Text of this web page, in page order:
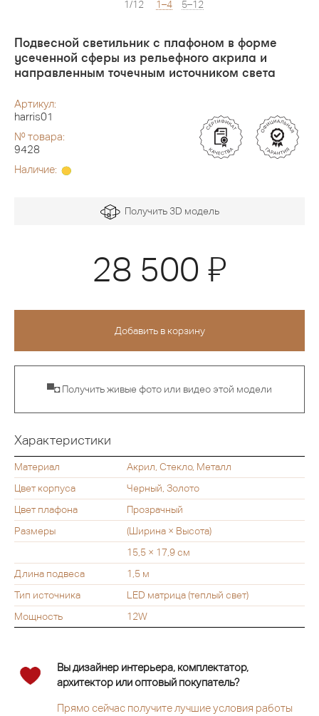
1/12 1–4 5–12
Подвесной светильник с плафоном в форме
усеченной сферы из рельефного акрила и
направленным точечным источником света
Артикул:
harris01
№ товара:
9428
Наличие:
Получить 3D модель
28 500 Я
▀◘ Получить живые фото или видео этой модели
Характеристики
Материал
Акрил, Стекло, Металл
Цвет корпуса
Черный, Золото
Цвет плафона
Прозрачный
Размеры
(Ширина × Высота)
15,5 × 17,9 см
Длина подвеса
1,5 м
Тип источника
LED матрица (теплый свет)
Мощность
12W
Вы дизайнер интерьера, комплектатор,
архитектор или оптовый покупатель?
Прямо сейчас получите лучшие условия работы